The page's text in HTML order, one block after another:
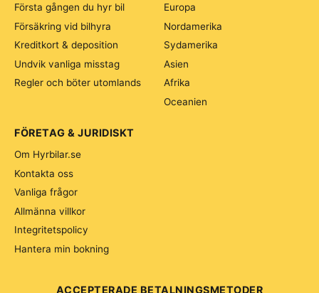
Europa
Nordamerika
Sydamerika
Asien
Afrika
Oceanien
Första gången du hyr bil
Försäkring vid bilhyra
Kreditkort & deposition
Undvik vanliga misstag
Regler och böter utomlands
FÖRETAG & JURIDISKT
Om Hyrbilar.se
Kontakta oss
Vanliga frågor
Allmänna villkor
Integritetspolicy
Hantera min bokning
ACCEPTERADE BETALNINGSMETODER